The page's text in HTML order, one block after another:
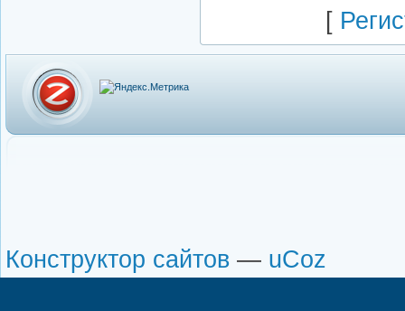
[
Конструктор сайтов — uCoz